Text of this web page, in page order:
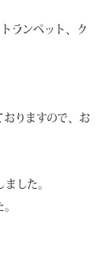
ランペット、ク
りますので、お
した。